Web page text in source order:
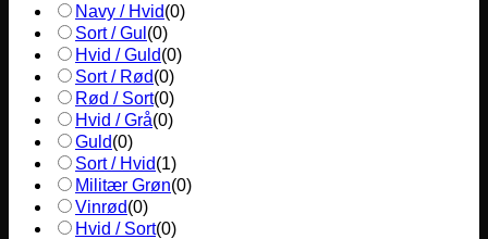
Navy / Hvid(0)
Sort / Gul (0)
Hvid / Guld(0)
Sort / Rød(0)
Rød / Sort(0)
Hvid / Grå(0)
Guld(0)
Sort / Hvid(1)
Militær Grøn(0)
Vinrød(0)
Hvid / Sort(0)